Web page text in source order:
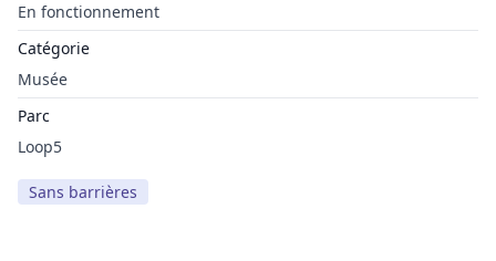
En fonctionnement
Catégorie
Musée
Parc
Loop5
Sans barrières